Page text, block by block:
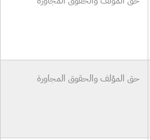
حق المؤلف والحقوق المجاورة